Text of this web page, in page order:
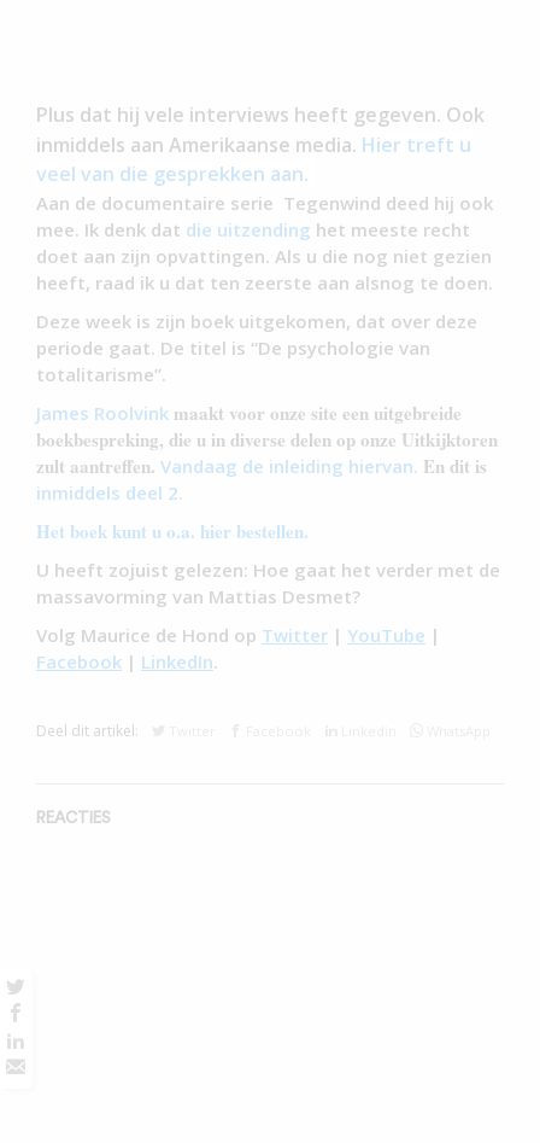
Plus dat hij vele interviews heeft gegeven. Ook
inmiddels aan Amerikaanse media. Hier treft u
veel van die gesprekken aan.
Aan de documentaire serie Tegenwind deed hij ook
mee. Ik denk dat die uitzending het meeste recht
doet aan zijn opvattingen. Als u die nog niet gezien
heeft, raad ik u dat ten zeerste aan alsnog te doen.
Deze week is zijn boek uitgekomen, dat over deze
periode gaat. De titel is “De psychologie van
totalitarisme”.
James Roolvink maakt voor onze site een uitgebreide
boekbespreking, die u in diverse delen op onze Uitkijktoren
zult aantreffen. Vandaag de inleiding hiervan. En dit is
inmiddels deel 2.
Het boek kunt u o.a. hier bestellen.
U heeft zojuist gelezen: Hoe gaat het verder met de
massavorming van Mattias Desmet?
Volg Maurice de Hond op Twitter | YouTube |
Facebook | LinkedIn.
Deel dit artikel:
REACTIES